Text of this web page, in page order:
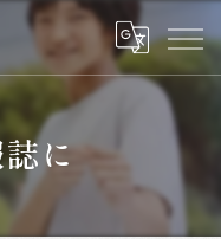
に